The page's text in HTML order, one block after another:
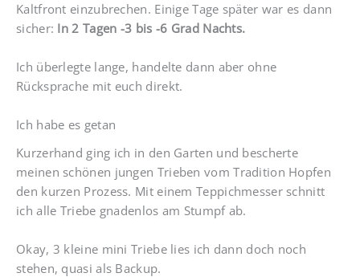
Kaltfront einzubrechen. Einige Tage später war es dann
sicher: In 2 Tagen -3 bis -6 Grad Nachts.
Ich überlegte lange, handelte dann aber ohne
Rücksprache mit euch direkt.
Ich habe es getan
Kurzerhand ging ich in den Garten und bescherte
meinen schönen jungen Trieben vom Tradition Hopfen
den kurzen Prozess. Mit einem Teppichmesser schnitt
ich alle Triebe gnadenlos am Stumpf ab.
Okay, 3 kleine mini Triebe lies ich dann doch noch
stehen, quasi als Backup.